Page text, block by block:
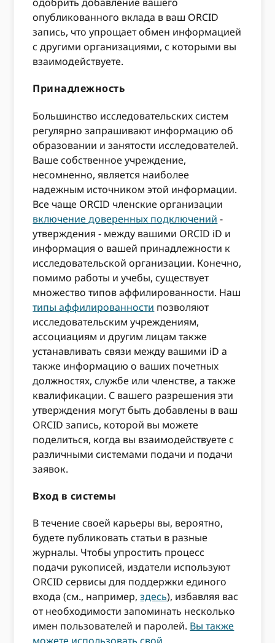
опубликованного вклада в ваш ORCID
запись, что упрощает обмен информацией
с другими организациями, с которыми вы
взаимодействуете.
Принадлежность
Большинство исследовательских систем
регулярно запрашивают информацию об
образовании и занятости исследователей.
Ваше собственное учреждение,
несомненно, является наиболее
надежным источником этой информации.
Все чаще ORCID членские организации
включение доверенных подключений -
утверждения - между вашими ORCID iD и
информация о вашей принадлежности к
исследовательской организации. Конечно,
помимо работы и учебы, существует
множество типов аффилированности. Наш
типы аффилированности позволяют
исследовательским учреждениям,
ассоциациям и другим лицам также
устанавливать связи между вашими iD а
также информацию о ваших почетных
должностях, службе или членстве, а также
квалификации. С вашего разрешения эти
утверждения могут быть добавлены в ваш
ORCID запись, которой вы можете
поделиться, когда вы взаимодействуете с
различными системами подачи и подачи
заявок.
Вход в системы
В течение своей карьеры вы, вероятно,
будете публиковать статьи в разные
журналы. Чтобы упростить процесс
подачи рукописей, издатели используют
ORCID сервисы для поддержки единого
входа (см., например,здесь), избавляя вас
от необходимости запоминать несколько
имен пользователей и паролей. Вы также